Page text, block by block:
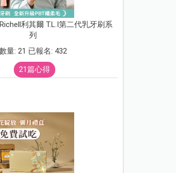
利其爾 T.L.I第二代乳牙刷系
列
量: 21 已報名: 432
21篇心得